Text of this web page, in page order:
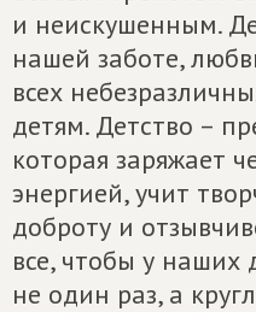
и неискушенным.
нашей заботе,
всех
детям. Детство –
которая заряжает
энергией, учит
доброту и
все, чтобы у наших
не один раз, а